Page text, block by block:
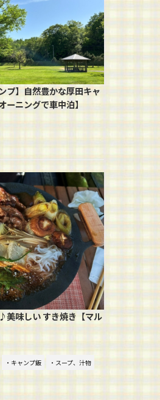
プ】自然豊かな厚田キャ
ーニングで車中泊】
美味しい すき焼き【マル
・キャンプ飯
・スープ、汁物